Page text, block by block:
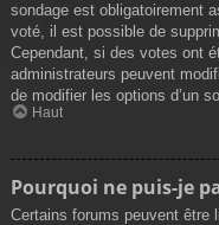
sondage est obligatoirement
voté, il est possible de
Cependant, si des votes ont
administrateurs peuvent
de modifier les options d’un
Haut
Pourquoi ne puis-je
Certains forums peuvent être